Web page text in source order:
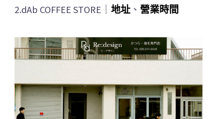
2.dAb COFFEE STORE｜ 地址 、 營業時間